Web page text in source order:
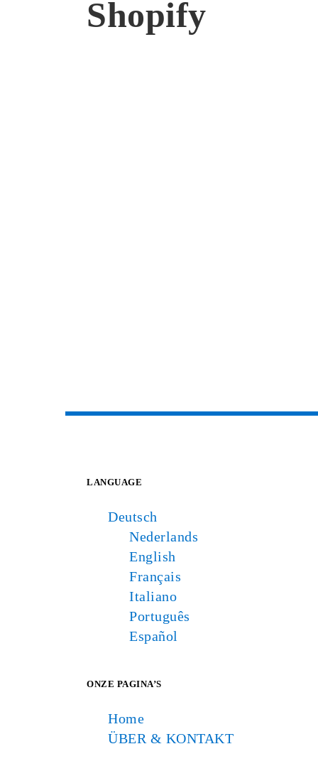
Shopify
LANGUAGE
Deutsch
Nederlands
English
Français
Italiano
Português
Español
ONZE PAGINA’S
Home
ÜBER & KONTAKT